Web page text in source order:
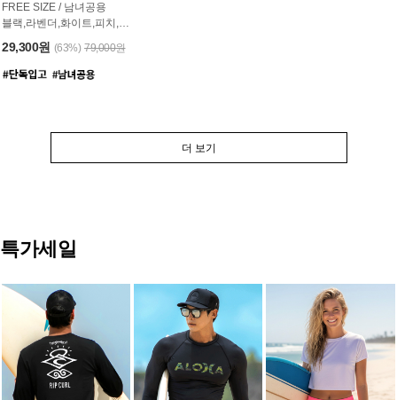
FREE SIZE / 남녀공용
블랙,라벤더,화이트,피치,그레이,오트밀 6컬러
29,300원 (63%) 79,000원
더 보기
특가세일